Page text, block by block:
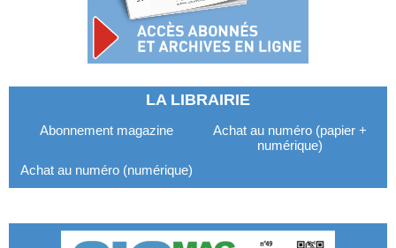
LA LIBRAIRIE
Abonnement magazine
Achat au numéro (papier +
numérique)
Achat au numéro (numérique)